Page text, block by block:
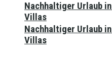
Nachhaltiger Urlaub
Villas
Nachhaltiger Urlaub
Villas